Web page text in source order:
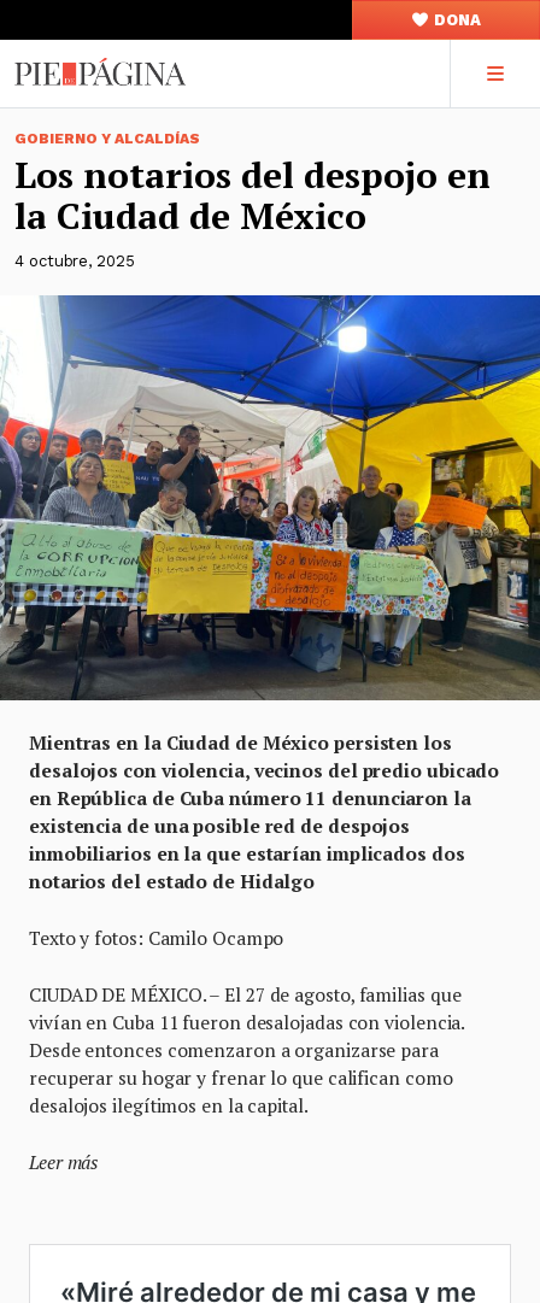
DONA
GOBIERNO Y ALCALDÍAS
Los notarios del despojo en
la Ciudad de México
4 octubre, 2025
Mientras en la Ciudad de México persisten los
desalojos con violencia, vecinos del predio ubicado
en República de Cuba número 11 denunciaron la
existencia de una posible red de despojos
inmobiliarios en la que estarían implicados dos
notarios del estado de Hidalgo
Texto y fotos: Camilo Ocampo
CIUDAD DE MÉXICO. – El 27 de agosto, familias que
vivían en Cuba 11 fueron desalojadas con violencia.
Desde entonces comenzaron a organizarse para
recuperar su hogar y frenar lo que califican como
desalojos ilegítimos en la capital.
Leer más